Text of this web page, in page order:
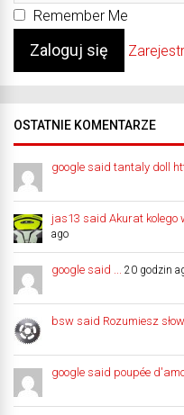
Remember Me
OSTATNIE KOMENTARZE
google said tantaly doll
jas13 said Akurat kolego
ago
google said ... 20 godzin
bsw said Rozumiesz
google said poupée